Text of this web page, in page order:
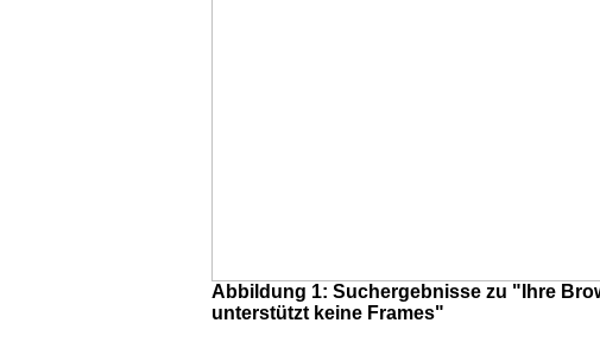
Abbildung 1: Suchergebnisse zu "Ihre
unterstützt keine Frames"